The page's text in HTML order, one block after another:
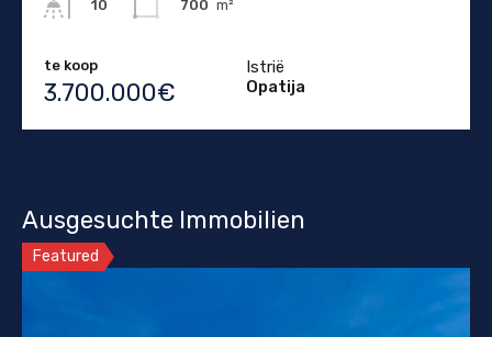
10 700 m²
te koop
3.700.000€
Istrië
Opatija
Ausgesuchte Immobilien
Featured